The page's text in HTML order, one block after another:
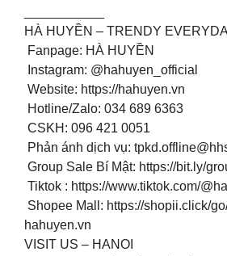
HÀ HUYỀN – TRENDY
️ Fanpage: HÀ HUYỀN
️ Instagram: @hahuyen_official
️ Website: https://hahuyen.vn
️ Hotline/Zalo: 034 689 6363
️ CSKH: 096 421 0051
️ Phản ánh dịch vụ:
Group Sale Bí Mật: https://bit.ly/
Tiktok : https://www.tiktok.com/
Shopee Mall: https://shopii.click/
hahuyen.vn
VISIT US – HANOI